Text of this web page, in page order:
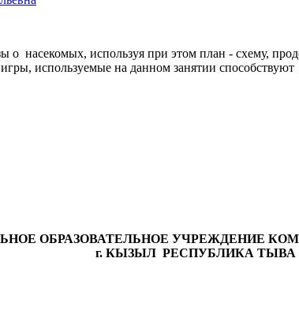
о насекомых, используя при этом план - схему,
используемые на данном занятии
ОБРАЗОВАТЕЛЬНОЕ УЧРЕЖДЕНИЕ
г. КЫЗЫЛ РЕСПУБЛИКА ТЫВА